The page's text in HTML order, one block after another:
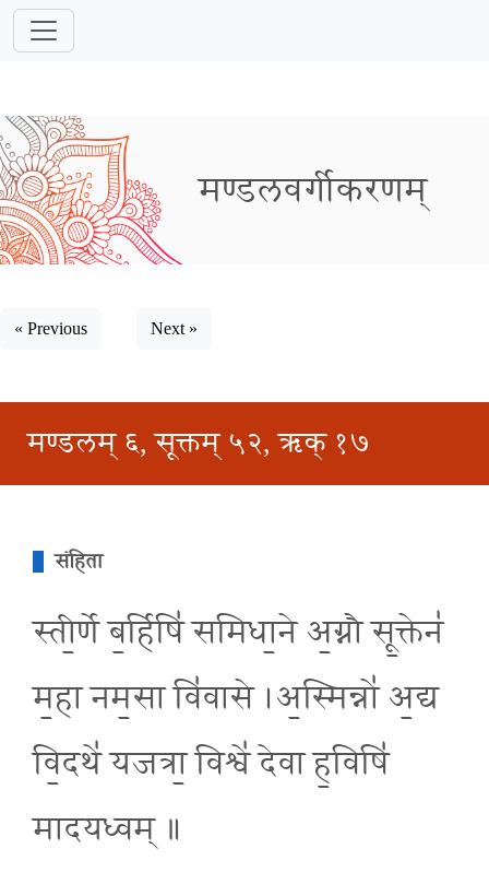
मण्डलवर्गीकरणम्
« Previous Next »
मण्डलम् ६, सूक्तम् ५२, ऋक् १७
संहिता
स्ती॒र्णे ब॒र्हिषि॑ समिधा॒ने अ॒ग्नौ सू॒क्तेन॑
म॒हा नम॒सा वि॑वासे ।अ॒स्मिन्नो॑ अ॒द्य
वि॒दथे॑ यजत्रा॒ विश्वे॑ देवा ह॒विषि॑
मादयध्वम् ॥